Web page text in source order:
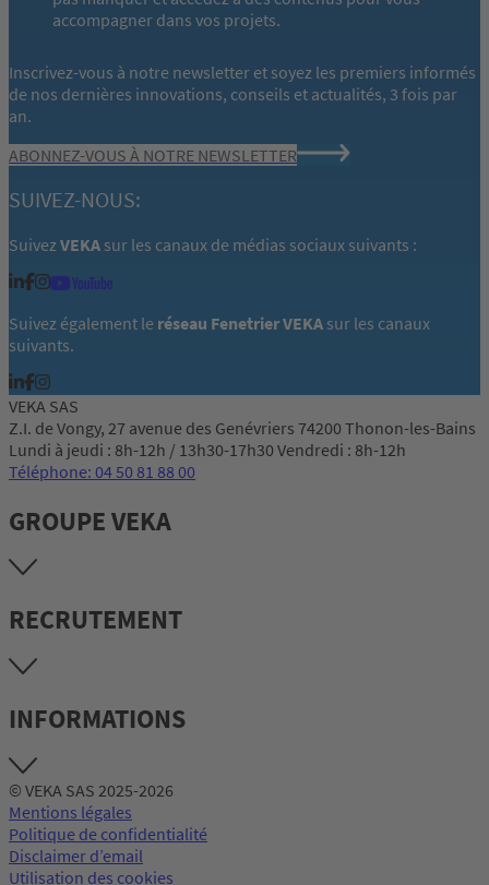
accompagner dans vos projets.
Inscrivez-vous à notre newsletter et soyez les premiers informés
de nos dernières innovations, conseils et actualités, 3 fois par
an.
ABONNEZ-VOUS À NOTRE NEWSLETTER
SUIVEZ-NOUS:
Suivez VEKA sur les canaux de médias sociaux suivants :
Suivez également le réseau Fenetrier VEKA sur les canaux
suivants.
VEKA SAS
Z.I. de Vongy, 27 avenue des Genévriers 74200 Thonon-les-Bains
Lundi à jeudi : 8h-12h / 13h30-17h30 Vendredi : 8h-12h
Téléphone: 04 50 81 88 00
GROUPE VEKA
RECRUTEMENT
INFORMATIONS
© VEKA SAS 2025-2026
Mentions légales
Politique de confidentialité
Disclaimer d’email
Utilisation des cookies